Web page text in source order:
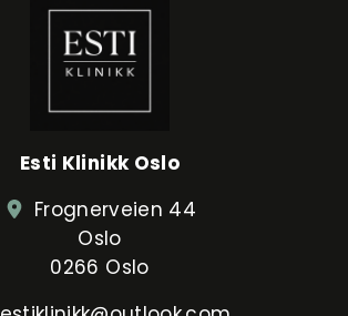
Esti Klinikk Oslo
Frognerveien 44
Oslo
0266 Oslo